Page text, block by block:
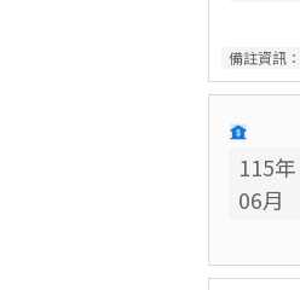
備註資訊：
115年
06月